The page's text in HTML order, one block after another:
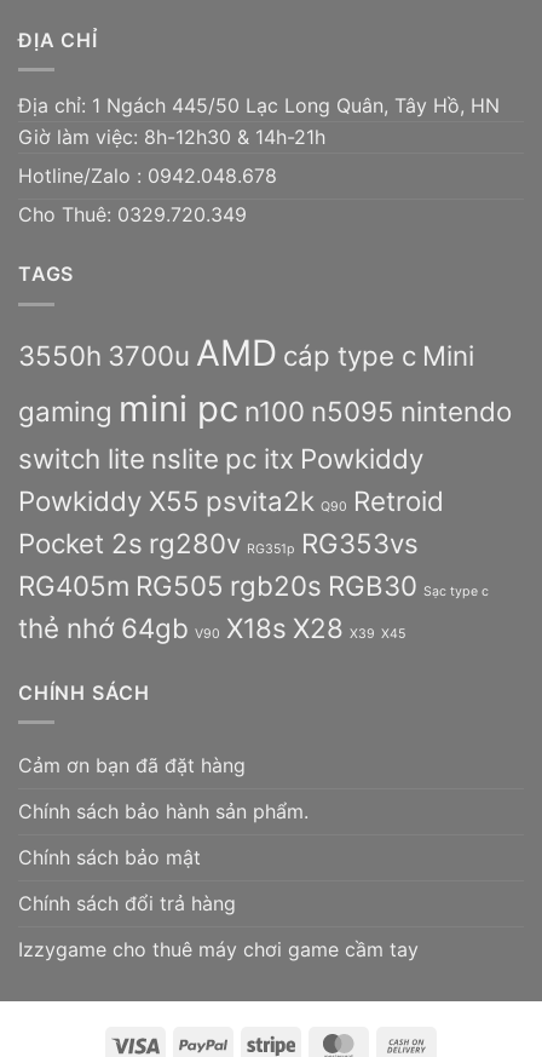
ĐỊA CHỈ
Địa chỉ: 1 Ngách 445/50 Lạc Long Quân, Tây Hồ, HN
Giờ làm việc: 8h-12h30 & 14h-21h
Hotline/Zalo : 0942.048.678
Cho Thuê: 0329.720.349
TAGS
3550h 3700u AMD cáp type c Mini
gaming mini pc n100 n5095 nintendo
switch lite nslite pc itx Powkiddy
Powkiddy X55 psvita2k Q90
Retroid
Pocket 2s rg280v RG351p
RG353vs
RG405m RG505 rgb20s RGB30 Sạc type c
thẻ nhớ 64gb V90 X18s X28 X39 X45
CHÍNH SÁCH
Cảm ơn bạn đã đặt hàng
Chính sách bảo hành sản phẩm.
Chính sách bảo mật
Chính sách đổi trả hàng
Izzygame cho thuê máy chơi game cầm tay
Visa PayPal Stripe MasterCard